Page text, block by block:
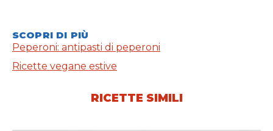
SCOPRI DI PIÙ
Peperoni: antipasti di peperoni
Ricette vegane estive
RICETTE SIMILI